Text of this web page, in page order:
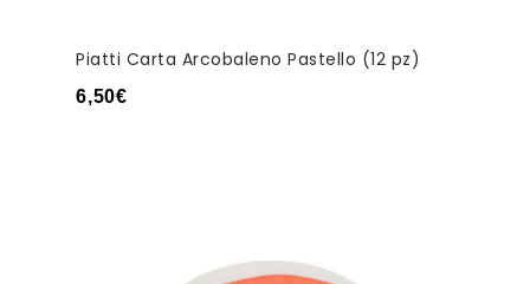
Piatti Carta Arcobaleno Pastello (12 pz)
6,50€